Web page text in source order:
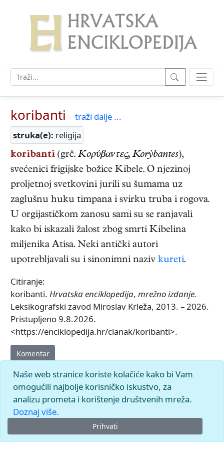
koribanti
traži dalje ...
struka(e): religija
koribanti (grč. Κορύβαντες, Korýbantes),
svećenici frigijske božice Kibele. O njezinoj
proljetnoj svetkovini jurili su šumama uz
zaglušnu huku timpana i svirku truba i rogova.
U orgijastičkom zanosu sami su se ranjavali
kako bi iskazali žalost zbog smrti Kibelina
miljenika Atisa. Neki antički autori
upotrebljavali su i sinonimni naziv kureti.
Citiranje:
koribanti. Hrvatska enciklopedija, mrežno izdanje.
Leksikografski zavod Miroslav Krleža, 2013. – 2026.
Pristupljeno 9.8.2026.
<https://enciklopedija.hr/clanak/koribanti>.
Komentar
Naše web stranice koriste kolačiće kako bi Vam
omogućili najbolje korisničko iskustvo, za
analizu prometa i korištenje društvenih mreža.
Doznaj više.
Prihvati
© 2026.Leksikografski zavodMiroslav Krleža